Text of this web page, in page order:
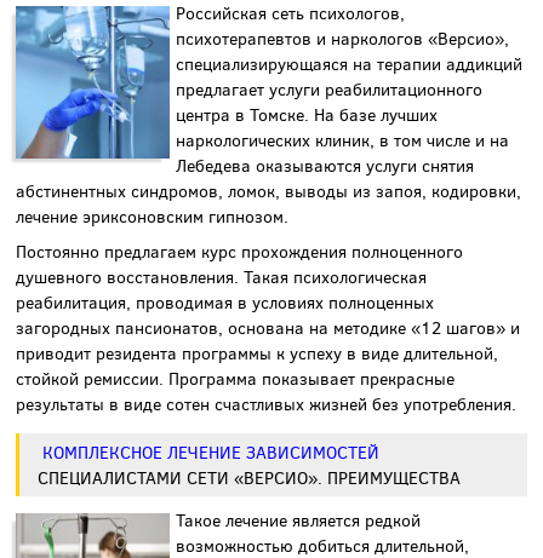
Российская сеть психологов,
психотерапевтов и наркологов «Версио»,
специализирующаяся на терапии аддикций
предлагает услуги реабилитационного
центра в Томске. На базе лучших
наркологических клиник, в том числе и на
Лебедева оказываются услуги снятия
абстинентных синдромов, ломок, выводы из запоя, кодировки,
лечение эриксоновским гипнозом.
Постоянно предлагаем курс прохождения полноценного
душевного восстановления. Такая психологическая
реабилитация, проводимая в условиях полноценных
загородных пансионатов, основана на методике «12 шагов» и
приводит резидента программы к успеху в виде длительной,
стойкой ремиссии. Программа показывает прекрасные
результаты в виде сотен счастливых жизней без употребления.
КОМПЛЕКСНОЕ ЛЕЧЕНИЕ ЗАВИСИМОСТЕЙ
СПЕЦИАЛИСТАМИ СЕТИ «ВЕРСИО». ПРЕИМУЩЕСТВА
Такое лечение является редкой
возможностью добиться длительной,